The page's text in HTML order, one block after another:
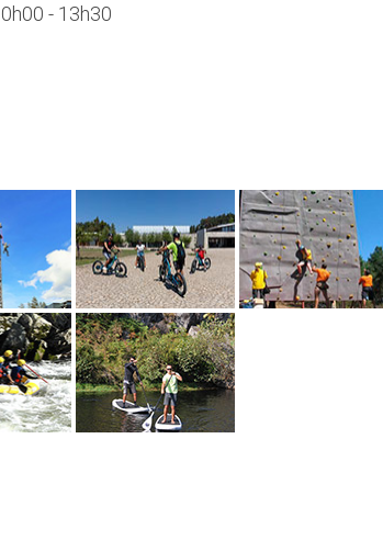
- 13h30